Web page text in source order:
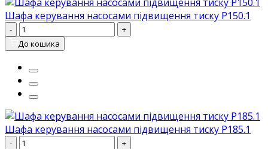
Шафа керування насосами підвищення тиску P150.1
-
+
До кошика
Шафа керування насосами підвищення тиску P185.1
-
+